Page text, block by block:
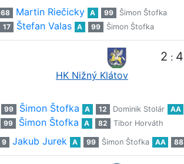
68 Martin Riečicky A 99
Šimon Štofka
17 Štefan Valas A 99 Šimon Štofka
HK Nižný Klátov
2 : 4
99 Šimon Štofka A 12 Dominik Stolár AA
99 Šimon Štofka A 82 Tibor Horváth
9 Jakub Jurek A 99 Šimon Štofka AA 88